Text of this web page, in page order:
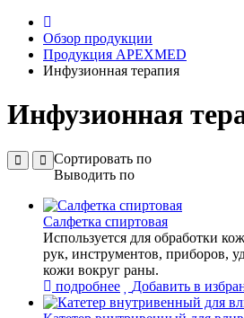
Обзор продукции
Продукция APEXMED
Инфузионная терапия
Инфузионная
Сортировать по
Выводить по
Салфетка спиртовая
Используется для обработки
рук, инструментов, приборов,
кожи вокруг раны.
подробнее
Добавить в